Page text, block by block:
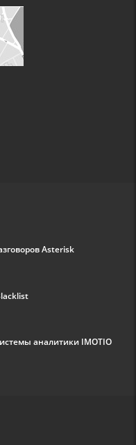
Asterisk
аналитики IMOTIO